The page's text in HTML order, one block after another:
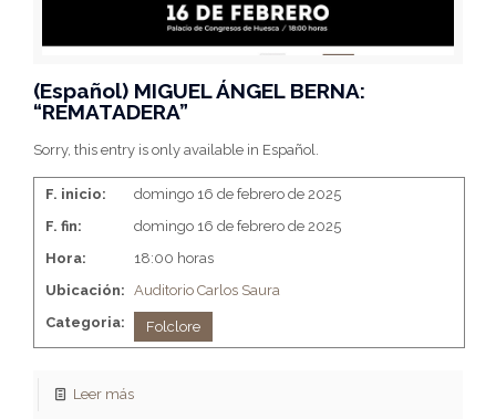
(Español) MIGUEL ÁNGEL BERNA:
“REMATADERA”
Sorry, this entry is only available in Español.
F. inicio:
domingo 16 de febrero de 2025
F. fin:
domingo 16 de febrero de 2025
Hora:
18:00 horas
Ubicación: Auditorio Carlos Saura
Categoria:
Folclore
Leer más